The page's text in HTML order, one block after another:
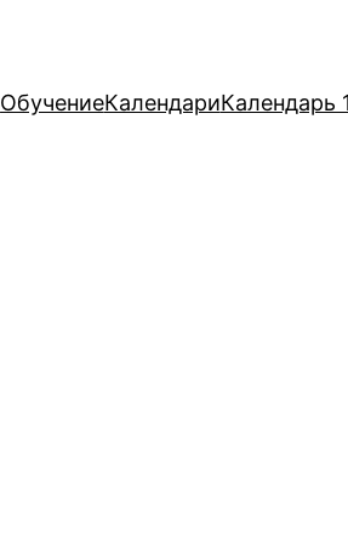
ОбучениеКалендариКалендарь